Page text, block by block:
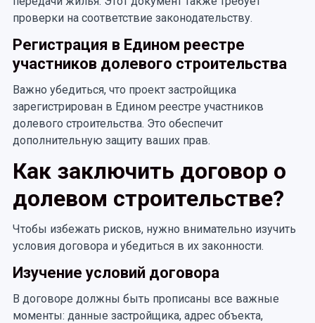
проверки на соответствие законодательству.
Регистрация в Едином реестре
участников долевого строительства
Важно убедиться, что проект застройщика
зарегистрирован в Едином реестре участников
долевого строительства. Это обеспечит
дополнительную защиту ваших прав.
Как заключить договор о
долевом строительстве?
Чтобы избежать рисков, нужно внимательно изучить
условия договора и убедиться в их законности.
Изучение условий договора
В договоре должны быть прописаны все важные
моменты: данные застройщика, адрес объекта,